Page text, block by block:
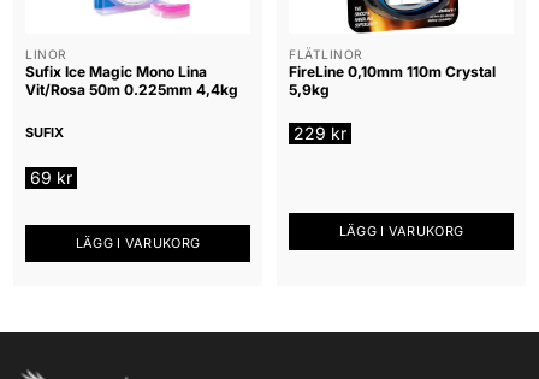
alternativen
kan
väljas
på
LINOR
Sufix Ice Magic Mono Lina
Vit/Rosa 50m 0.225mm 4,4kg
SUFIX
69 kr
LÄGG I VARUKORG
FLÄTLINOR
FireLine 0,10mm 110m Crystal
5,9kg
229 kr
LÄGG I VARUKORG